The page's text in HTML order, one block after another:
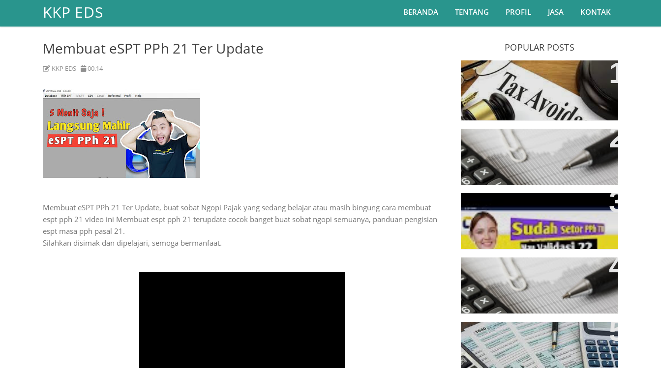
KKP EDS BERANDA TENTANG PROFIL JASA KONTAK
Membuat eSPT PPh 21 Ter Update
KKP EDS 00.14
Membuat eSPT PPh 21 Ter Update, buat sobat Ngopi Pajak yang sedang belajar atau masih bingung cara membuat
espt pph 21 video ini Membuat espt pph 21 terupdate cocok banget buat sobat ngopi semuanya, panduan pengisian
espt masa pph pasal 21.
Silahkan disimak dan dipelajari, semoga bermanfaat.
POPULAR POSTS
Haruskah Wanita Kawin Memiliki
NPWP ?
Rekonsiliasi Fiskal Atas L/R
Komersial
Panduan Validasi SSP Online -
Dengan EPHTB
Surat Pemberitahuan Tahunan
Wajib Pajak Orang Pribadi
Ikhtisar Biaya Deductible & Non
Deductible